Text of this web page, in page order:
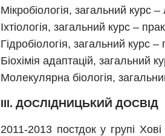
Мікробіологія, загальний курс
Іхтіологія, загальний курс –
Гідробіологія, загальний курс –
Біохімія адаптацій, загальний
Молекулярна біологія,
ІІІ. ДОСЛІДНИЦЬКИЙ ДОСВІД
2011-2013 постдок у групі